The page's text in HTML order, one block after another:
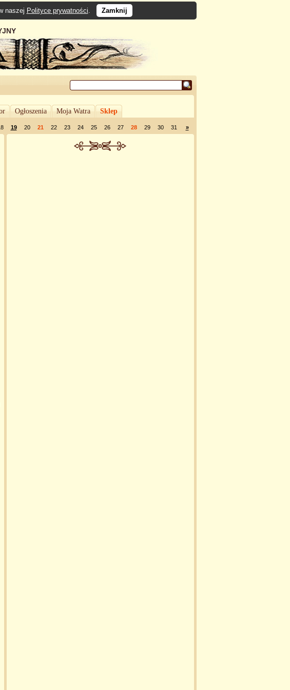
naszej Polityce prywatności. Zamknij
Ogłoszenia Moja Watra Sklep
19 20 21 22 23 24 25 26 27 28 29 30 31 »